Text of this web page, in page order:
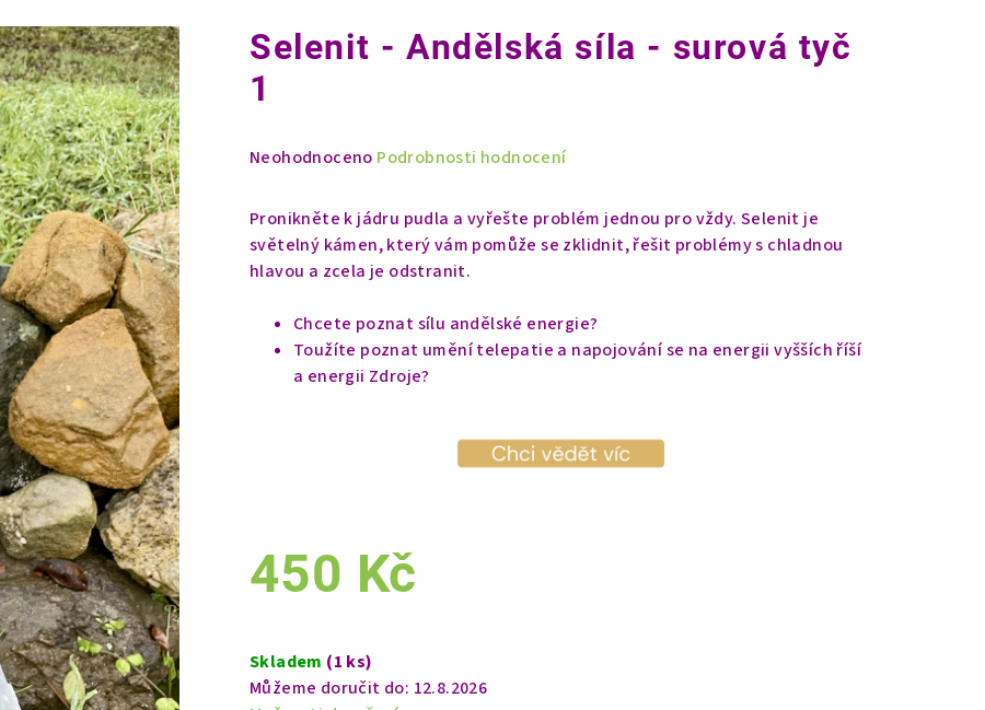
Selenit - Andělská síla - surová tyč
1
Průměrné
produktu
0,0
hvězdiček.
Neohodnoceno Podrobnosti hodnocení
Pronikněte k jádru pudla a vyřešte problém jednou pro vždy. Selenit je
světelný kámen, který vám pomůže se zklidnit, řešit problémy s chladnou
hlavou a zcela je odstranit.
Chcete poznat sílu andělské energie?
Toužíte poznat umění telepatie a napojování se na energii vyšších říší
a energii Zdroje?
450 Kč
cena:
Skladem (1 ks)
Můžeme doručit do: 12.8.2026